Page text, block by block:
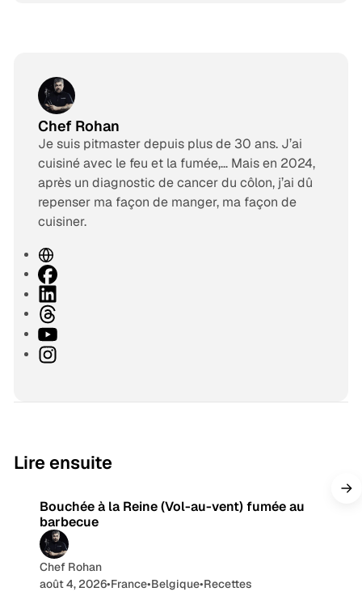
Chef Rohan
Je suis pitmaster depuis plus de 30 ans. J’ai
cuisiné avec le feu et la fumée,… Mais en 2024,
après un diagnostic de cancer du côlon, j’ai dû
repenser ma façon de manger, ma façon de
cuisiner.
S
i
t
e
w
e
F
a
e
b
L
n
k
h
r
Y
oI
r
m
Lire ensuite
Bouchée à la Reine (Vol-au-vent) fumée au
barbecue
Chef Rohan
août 4, 2026•France•Belgique•Recettes